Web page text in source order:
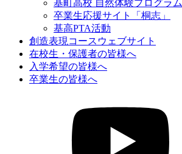
基町高校 自然体験プログラム
卒業生応援サイト「桐志」
基高PTA活動
創造表現コースウェブサイト
在校生・保護者の皆様へ
入学希望の皆様へ
卒業生の皆様へ